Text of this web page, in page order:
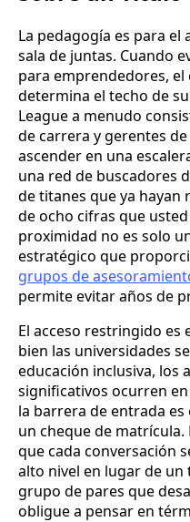
La pedagogía es para el
sala de juntas. Cuando
para emprendedores,
determina el techo de
League a menudo
de carrera y gerentes
ascender en una
una red de buscadores
de titanes que ya hayan
de ocho cifras que
proximidad no es solo
estratégico que
grupos de
permite evitar años de
El acceso restringido es
bien las universidades
educación inclusiva, los
significativos ocurren
la barrera de entrada
un cheque de matrícula.
que cada conversación
alto nivel en lugar de un
grupo de pares que
obligue a pensar en